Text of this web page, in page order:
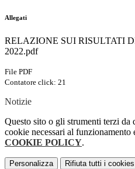
Allegati
RELAZIONE SUI RISULTATI
2022.pdf
File PDF
Contatore click: 21
Notizie
Questo sito o gli strumenti terzi
cookie necessari al
COOKIE POLICY.
Personalizza Rifiuta tutti i cookies